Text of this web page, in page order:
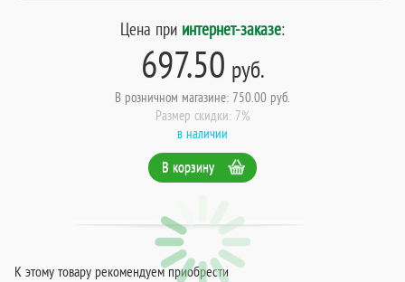
Цена при интернет-заказе:
697.50 руб.
В розничном магазине: 750.00 руб.
Размер скидки: 7%
в наличии
В корзину
К этому товару рекомендуем приобрести